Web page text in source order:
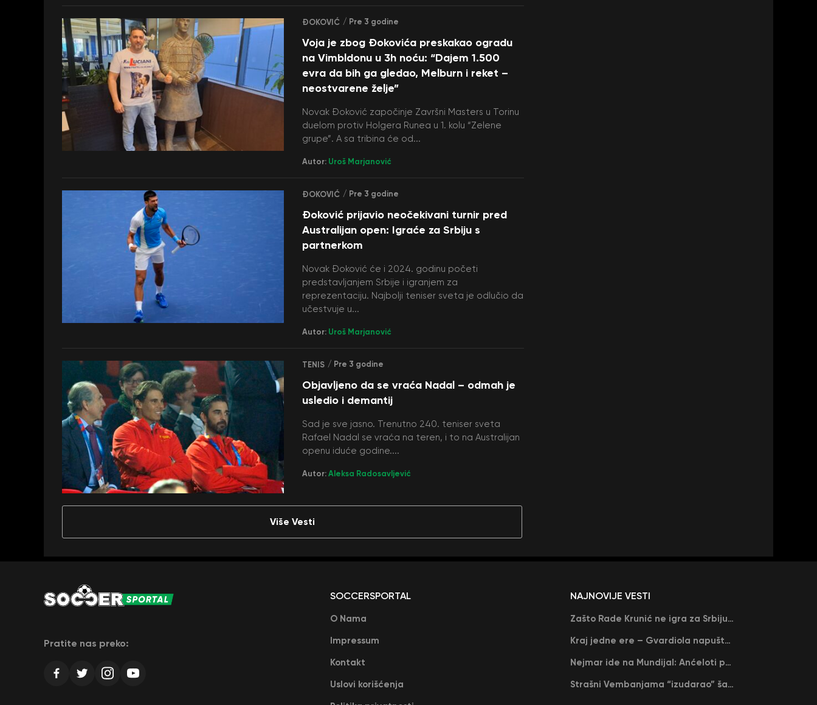
ĐOKOVIĆ / Pre 3 godine
Voja je zbog Đokovića preskakao ogradu
na Vimbldonu u 3h noću: “Dajem 1.500
evra da bih ga gledao, Melburn i reket –
neostvarene želje”
Novak Đoković započinje Završni Masters u Torinu
duelom protiv Holgera Runea u 1. kolu “Zelene
grupe”. A sa tribina će od...
Autor: Uroš Marjanović
ĐOKOVIĆ / Pre 3 godine
Đoković prijavio neočekivani turnir pred
Australijan open: Igraće za Srbiju s
partnerkom
Novak Đoković će i 2024. godinu početi
predstavljanjem Srbije i igranjem za
reprezentaciju. Najbolji teniser sveta je odlučio da
učestvuje u...
Autor: Uroš Marjanović
TENIS / Pre 3 godine
Objavljeno da se vraća Nadal – odmah je
usledio i demantij
Sad je sve jasno. Trenutno 240. teniser sveta
Rafael Nadal se vraća na teren, i to na Australijan
openu iduće godine....
Autor:Aleksa Radosavljević
Više Vesti
Pratite nas preko:
SOCCERSPORTAL
O Nama
Impressum
Kontakt
Uslovi korišćenja
NAJNOVIJE VESTI
Zašto Rade Krunić ne igra za Srbiju? “Iako su mi obećali, niko me nije zvao…”
Kraj jedne ere – Gvardiola napušta Siti na kraju sezone, menja ga njegov nekadašnji rival
Nejmar ide na Mundijal: Anćeloti pročitao njegovo ime, Brazil u delirijumu (VIDEO)
Strašni Vembanjama “izudarao” šampiona za brejk: San Antonio poveo protiv Oklahome